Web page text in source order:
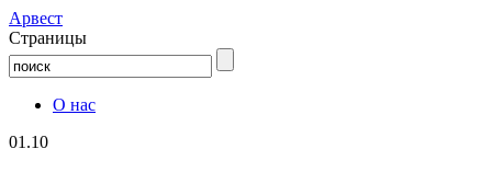
Aрвест
Страницы
О нас
01.10